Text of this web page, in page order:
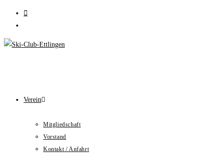
Zum
Inhalt
springen
Verein
Mitgliedschaft
Vorstand
Kontakt / Anfahrt